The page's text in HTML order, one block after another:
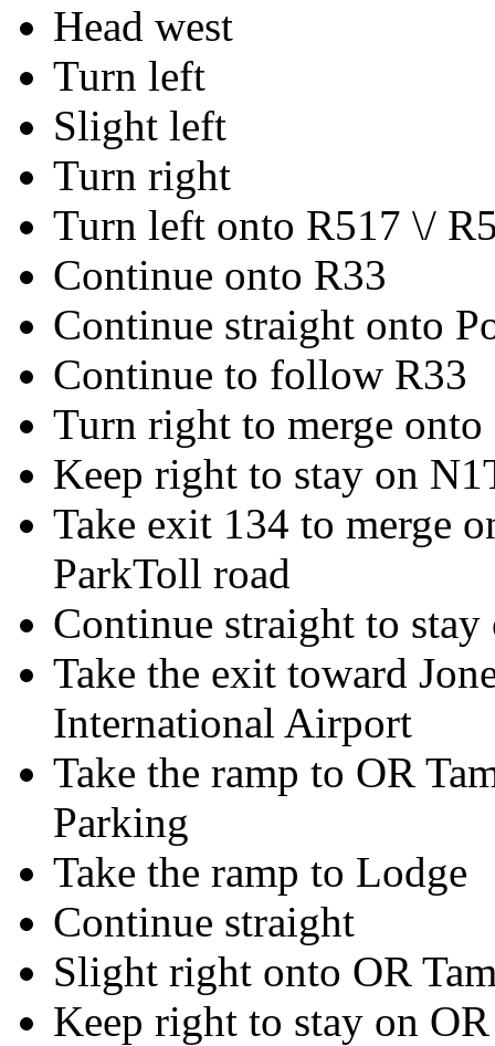
Head west
Turn left
Slight left
Turn right
Turn left onto R517 \/
Continue onto R33
Continue straight onto
Continue to follow R33
Turn right to merge
Keep right to stay on
Take exit 134 to merge
ParkToll road
Continue straight to
Take the exit toward
International Airport
Take the ramp to OR
Parking
Take the ramp to Lodge
Continue straight
Slight right onto OR
Keep right to stay on